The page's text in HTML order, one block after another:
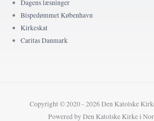
Dagens læsninger
Bispedømmet København
Kirkeskat
Caritas Danmark
Copyright © 2020 - 2026 Den Katolske
Powered by Den Katolske Kirke i